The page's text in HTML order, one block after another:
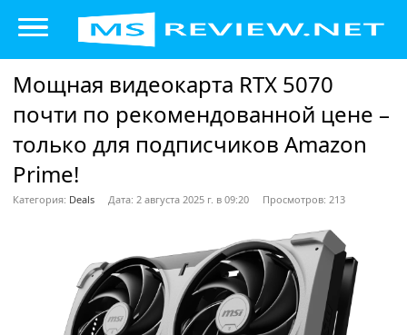
Мощная видеокарта RTX 5070
почти по рекомендованной цене –
только для подписчиков Amazon
Prime!
Категория: Deals Дата: 2 августа 2025 г. в 09:20 Просмотров: 213